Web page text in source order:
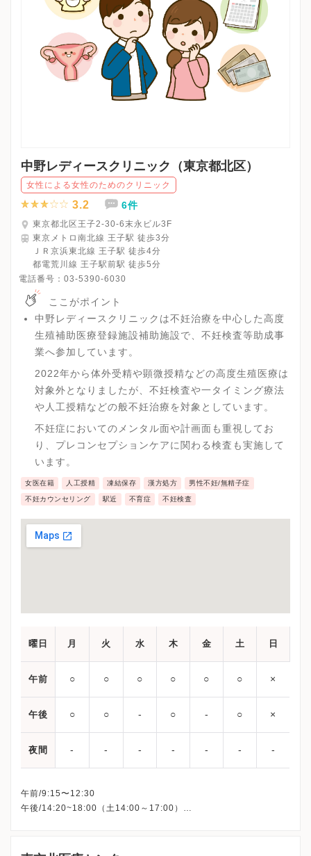
中野レディースクリニック（東京都北区）
女性による女性のためのクリニック
3.2 6件
東京都北区王子2-30-6末永ビル3F
東京メトロ南北線 王子駅 徒歩3分
ＪＲ京浜東北線 王子駅 徒歩4分
都電荒川線 王子駅前駅 徒歩5分
電話番号： 03-5390-6030
ここがポイント
中野レディースクリニックは不妊治療を中心した高度
生殖補助医療登録施設補助施設で、不妊検査等助成事
業へ参加しています。
2022年から体外受精や顕微授精などの高度生殖医療は
対象外となりましたが、不妊検査や一タイミング療法
や人工授精などの般不妊治療を対象としています。
不妊症においてのメンタル面や計画面も重視してお
り、プレコンセプションケアに関わる検査も実施して
います。
女医在籍 人工授精 凍結保存 漢方処方 男性不妊/無精子症
不妊カウンセリング 駅近 不育症 不妊検査
曜日 月 火 水 木 金 土 日
午前 ○ ○ ○ ○ ○ ○ ×
午後 ○ ○ - ○ - ○ ×
夜間 - - - - - - -
午前/9:15〜12:30
午後/14:20~18:00（土14:00～17:00）
※詳細はクリニックHPを確認、または直接お問い合わせくださ